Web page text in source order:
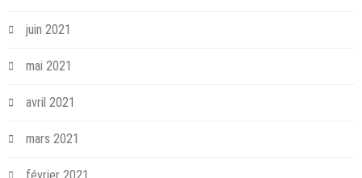
juin 2021
mai 2021
avril 2021
mars 2021